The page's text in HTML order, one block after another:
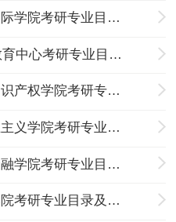
2017年重庆理工大学两江国际学院考研专业目录及考试科目
2017年重庆理工大学MBA教育中心考研专业目录及考试科目
2017年重庆理工大学重庆知识产权学院考研专业目录及考试科目
2017年重庆理工大学马克思主义学院考研专业目录及考试科目
2017年重庆理工大学经济金融学院考研专业目录及考试科目
2017年重庆理工大学管理学院考研专业目录及考试科目